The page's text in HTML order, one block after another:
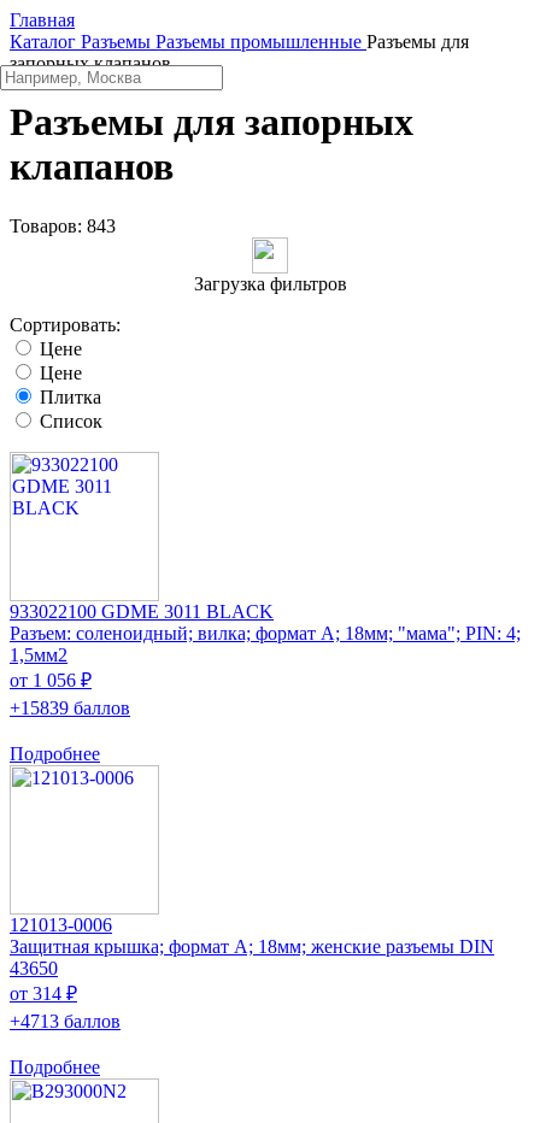
Главная
Каталог Разъeмы Разъeмы промышленные Разъемы для
запорных клапанов
Разъемы для запорных
клапанов
Товаров: 843
Загрузка фильтров
Сортировать:
Цене
Цене
Плитка
Список
933022100 GDME 3011 BLACK
Разъем: соленоидный; вилка; формат А; 18мм; "мама"; PIN: 4;
1,5мм2
от 1 056 ₽
+15839 баллов
Подробнее
121013-0006
Защитная крышка; формат А; 18мм; женские разъемы DIN
43650
от 314 ₽
+4713 баллов
Подробнее